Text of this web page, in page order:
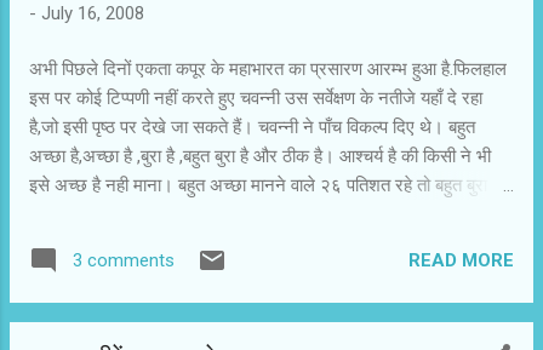
राजधनियों, शहरों और छोटे शहरों तक में इस फिल्म को दर्शक मिल रहे हैं। लंबे
- July 16, 2008
अभी पिछले दिनों एकता कपूर के महाभारत का प्रसारण आरम्भ हुआ है.फिलहाल
इस पर कोई टिप्पणी नहीं करते हुए चवन्नी उस सर्वेक्षण के नतीजे यहाँ दे रहा
है,जो इसी पृष्ठ पर देखे जा सकते हैं। चवन्नी ने पाँच विकल्प दिए थे। बहुत
अच्छा है,अच्छा है ,बुरा है ,बहुत बुरा है और ठीक है। आश्चर्य है की किसी ने भी
इसे अच्छ है नही माना। बहुत अच्छा मानने वाले २६ पतिशत रहे तो बहुत बुरा
मानने वालों का प्रतिशत बराबर रहा.दोनों ही विकल्पों में १०-१० प्रतिशत मत
पड़े। अब आप की बारी है.आप बताएं कि यह धारावाहिक आप को कैसा लगा?
3 comments READ MORE